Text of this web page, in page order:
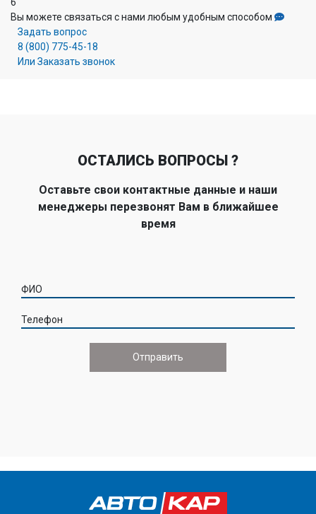
Вы можете связаться с нами любым удобным способом
Задать вопрос
8 (800) 775-45-18
Или Заказать звонок
ОСТАЛИСЬ ВОПРОСЫ ?
Оставьте свои контактные данные и наши
менеджеры перезвонят Вам в ближайшее
время
ФИО
Телефон